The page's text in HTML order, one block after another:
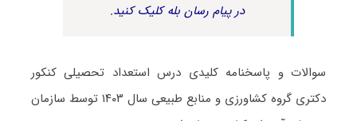
در پیام رسان بله کلیک کنید.
سوالات و پاسخنامه کلیدی درس استعداد تحصیلی کنکور
دکتری گروه کشاورزی و منابع طبیعی سال ۱۴۰۳ توسط سازمان